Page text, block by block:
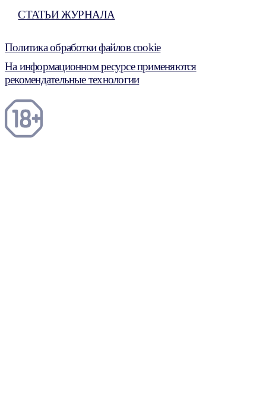
СТАТЬИ ЖУРНАЛА
Политика обработки файлов cookie
На информационном ресурсе применяются
рекомендательные технологии